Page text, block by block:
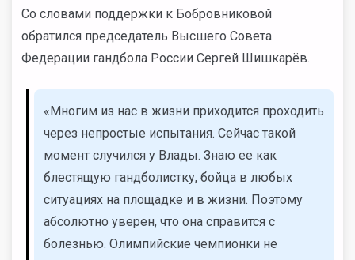
Со словами поддержки к Бобровниковой
обратился председатель Высшего Совета
Федерации гандбола России Сергей Шишкарёв.
«Многим из нас в жизни приходится проходить
через непростые испытания. Сейчас такой
момент случился у Влады. Знаю ее как
блестящую гандболистку, бойца в любых
ситуациях на площадке и в жизни. Поэтому
абсолютно уверен, что она справится с
болезнью. Олимпийские чемпионки не